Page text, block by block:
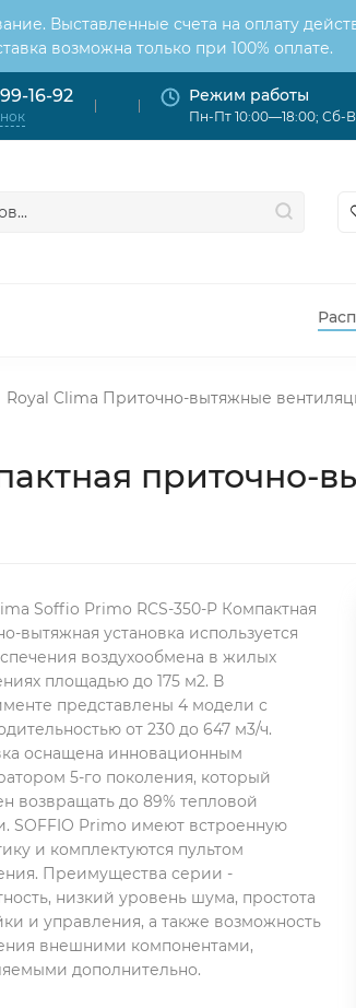
Выставленные счета на оплату
возможна только при 100% оплате.
16-92 Режим работы
Пн-Пт 10:00—18:00; Сб-
Royal Clima Приточно-вытяжные
приточно-
Soffio Primo RCS-350-P Компактная
вытяжная установка​ используется
воздухообмена в жилых
площадью до 175 м2. В
представлены 4 модели с
от 230 до 647 м3/ч.
оснащена инновационным
5-го поколения, который
возвращать до 89% тепловой
SOFFIO Primo имеют встроенную
и комплектуются пультом
Преимущества серии -
низкий уровень шума, простота
и управления, а также возможность
внешними компонентами,
дополнительно.